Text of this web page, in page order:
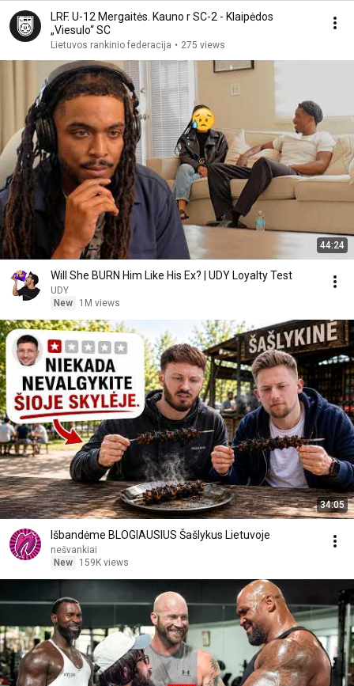
LRF. U-12 Mergaitės. Kauno r SC-2 - Klaipėdos
„Viesulo“ SC
Lietuvos rankinio federacija • 275 views
44:24
Will She BURN Him Like His Ex? | UDY Loyalty Test
UDY
New
1M views
34:05
Išbandėme BLOGIAUSIUS Šašlykus Lietuvoje
nešvankiai
New
159K views